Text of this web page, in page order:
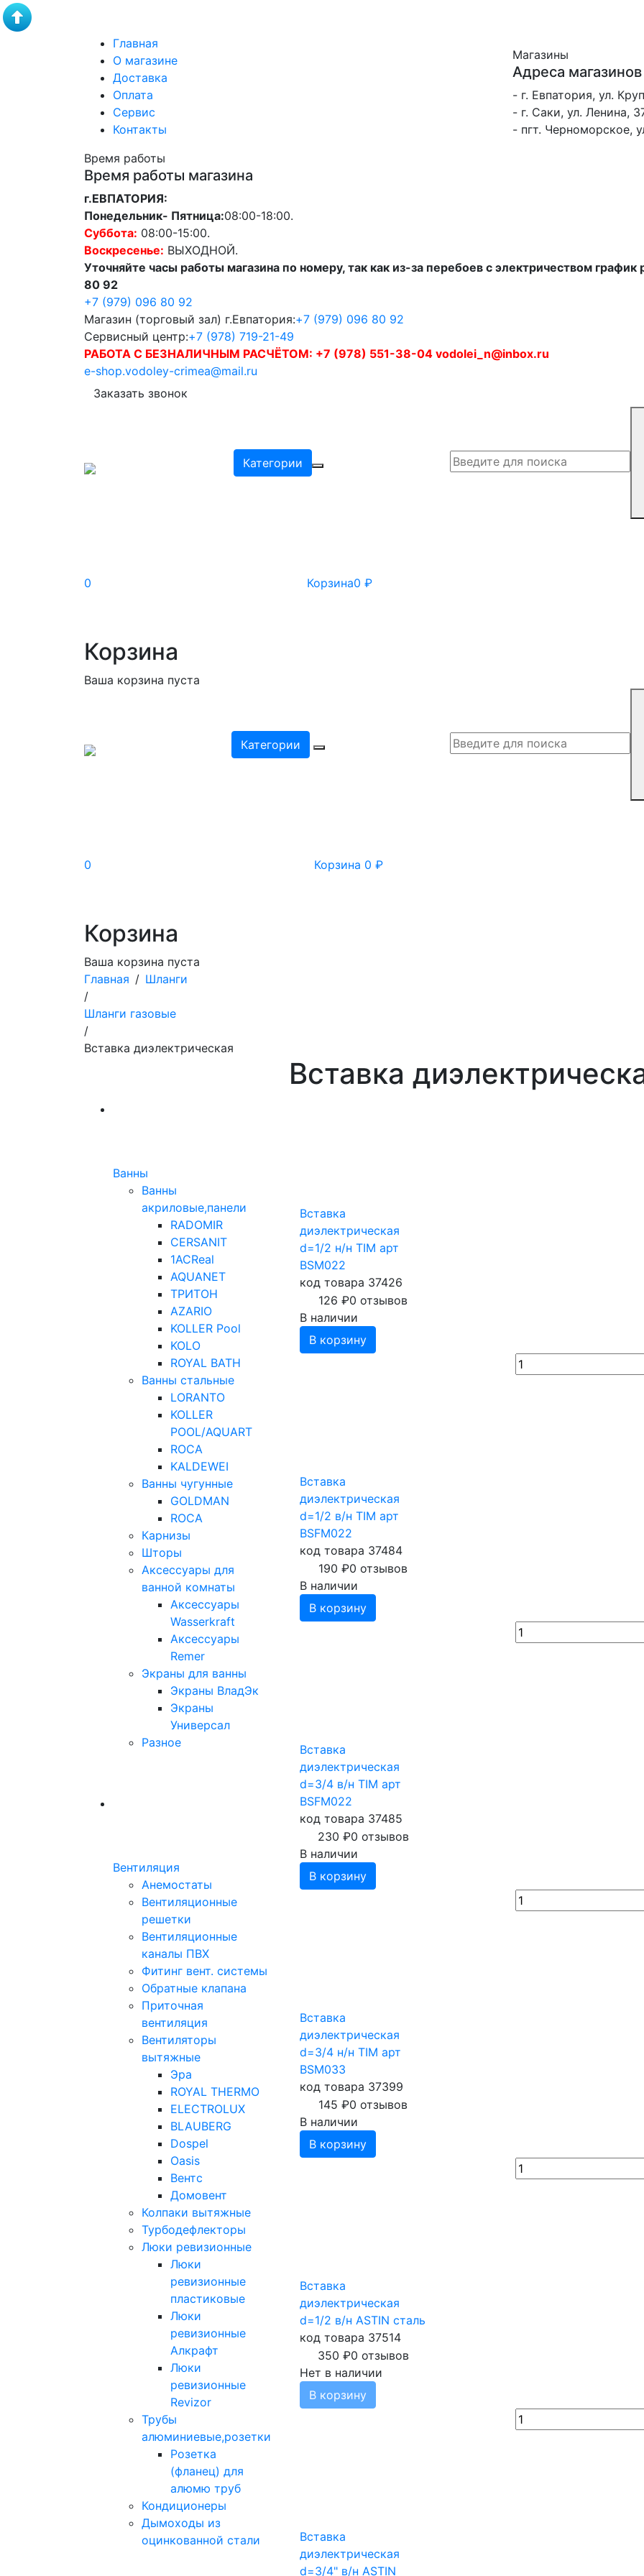
Главная
О магазине
Доставка
Оплата
Сервис
Контакты
Магазины
Адреса магазинов
- г. Евпатория, ул.
- г. Саки, ул. Ленина,
- пгт. Черноморское,
Время работы
Время работы магазина
г.ЕВПАТОРИЯ:
Понедельник- Пятница:08:00-18:00.
Суббота: 08:00-15:00.
Воскресенье: ВЫХОДНОЙ.
Уточняйте часы работы магазина по номеру, так как из-за перебоев с электричеством
80 92
+7 (979) 096 80 92
Магазин (торговый зал) г.Евпатория:+7 (979) 096 80 92
Сервисный центр:+7 (978) 719-21-49
РАБОТА С БЕЗНАЛИЧНЫМ РАСЧЁТОМ: +7 (978) 551-38-04 vodolei_n@inbox.ru
e-shop.vodoley-crimea@mail.ru
Заказать звонок
Категории
0 Корзина0 ₽
Корзина
Ваша корзина пуста
Категории
0 Корзина 0 ₽
Корзина
Ваша корзина пуста
Главная / Шланги
/
Шланги газовые
/
Вставка диэлектрическая
Ванны
Ванны
акриловые,панели
RADOMIR
CERSANIT
1ACReal
AQUANET
ТРИТОН
AZARIO
KOLLER Pool
KOLO
ROYAL BATH
Ванны стальные
LORANTO
KOLLER
POOL/AQUART
ROCA
KALDEWEI
Ванны чугунные
GOLDMAN
ROCA
Карнизы
Шторы
Аксессуары для
ванной комнаты
Аксессуары
Wasserkraft
Аксессуары
Remer
Экраны для ванны
Экраны ВладЭк
Экраны
Универсал
Разное
Вентиляция
Анемостаты
Вентиляционные
решетки
Вентиляционные
каналы ПВХ
Фитинг вент. системы
Обратные клапана
Приточная
вентиляция
Вентиляторы
вытяжные
Эра
ROYAL THERMO
ELECTROLUX
BLAUBERG
Dospel
Oasis
Вентс
Домовент
Колпаки вытяжные
Турбодефлекторы
Люки ревизионные
Люки
ревизионные
пластиковые
Люки
ревизионные
Алкрафт
Люки
ревизионные
Revizor
Трубы
алюминиевые,розетки
Розетка
(фланец) для
алюмю труб
Кондиционеры
Дымоходы из
оцинкованной стали
Вставка
Вставка
диэлектрическая
d=1/2 н/н TIM арт
BSM022
код товара 37426
126 ₽0 отзывов
В наличии
В корзину
Вставка
диэлектрическая
d=1/2 в/н TIM арт
BSFM022
код товара 37484
190 ₽0 отзывов
В наличии
В корзину
Вставка
диэлектрическая
d=3/4 в/н TIM арт
BSFM022
код товара 37485
230 ₽0 отзывов
В наличии
В корзину
Вставка
диэлектрическая
d=3/4 н/н TIM арт
BSM033
код товара 37399
145 ₽0 отзывов
В наличии
В корзину
Вставка
диэлектрическая
d=1/2 в/н ASTIN сталь
код товара 37514
350 ₽0 отзывов
Нет в наличии
В корзину
Вставка
диэлектрическая
d=3/4" в/н ASTIN